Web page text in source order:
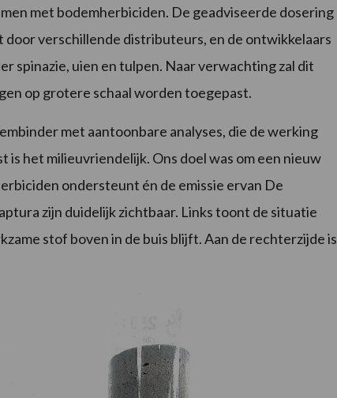
met bodemherbiciden. De geadviseerde dosering
verschillende distributeurs, en de ontwikkelaars
spinazie, uien en tulpen. Naar verwachting zal dit
op grotere schaal worden toegepast.
met aantoonbare analyses, die de werking
het milieuvriendelijk. Ons doel was om een nieuw
ondersteunt én de emissie ervan De
zijn duidelijk zichtbaar. Links toont de situatie
stof boven in de buis blijft. Aan de rechterzijde is